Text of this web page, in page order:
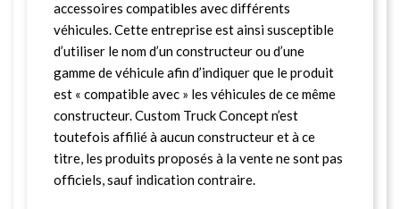
accessoires compatibles avec différents
véhicules. Cette entreprise est ainsi susceptible
d’utiliser le nom d’un constructeur ou d’une
gamme de véhicule afin d’indiquer que le produit
est « compatible avec » les véhicules de ce même
constructeur. Custom Truck Concept n’est
toutefois affilié à aucun constructeur et à ce
titre, les produits proposés à la vente ne sont pas
officiels, sauf indication contraire.